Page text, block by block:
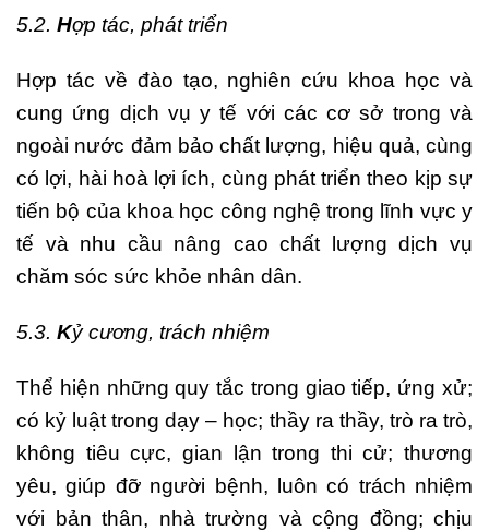
5.2. Hợp tác, phát triển
Hợp tác về đào tạo, nghiên cứu khoa học và
cung ứng dịch vụ y tế với các cơ sở trong và
ngoài nước đảm bảo chất lượng, hiệu quả, cùng
có lợi, hài hoà lợi ích, cùng phát triển theo kịp sự
tiến bộ của khoa học công nghệ trong lĩnh vực y
tế và nhu cầu nâng cao chất lượng dịch vụ
chăm sóc sức khỏe nhân dân.
5.3. Kỷ cương, trách nhiệm
Thể hiện những quy tắc trong giao tiếp, ứng xử;
có kỷ luật trong dạy – học; thầy ra thầy, trò ra trò,
không tiêu cực, gian lận trong thi cử; thương
yêu, giúp đỡ người bệnh, luôn có trách nhiệm
với bản thân, nhà trường và cộng đồng; chịu